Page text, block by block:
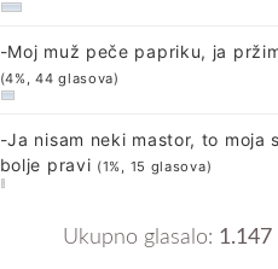
-Moj muž peče papriku, ja
(4%, 44 glasova)
-Ja nisam neki mastor, to moja
bolje pravi (1%, 15 glasova)
Ukupno glasalo: 1.147